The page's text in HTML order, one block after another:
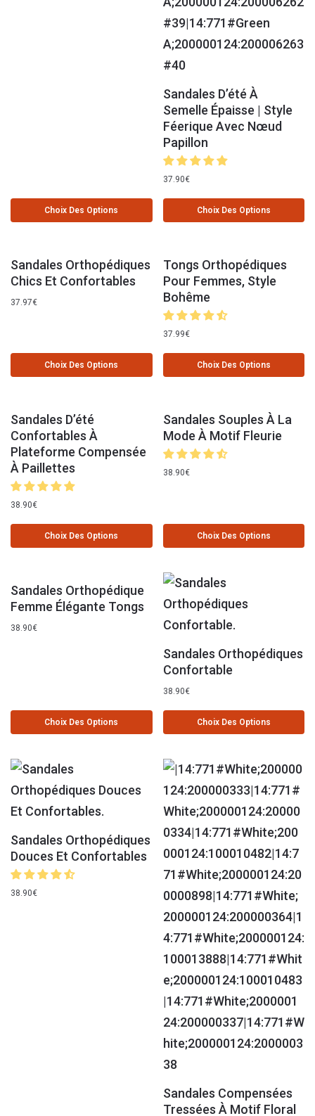
Choix Des Options
Sandales D’été À
Semelle Épaisse | Style
Féerique Avec Nœud
Papillon
37.90€
Choix Des Options
Sandales Orthopédiques
Chics Et Confortables
37.97€
Choix Des Options
Tongs Orthopédiques
Pour Femmes, Style
Bohême
37.99€
Choix Des Options
Sandales D’été
Confortables À
Plateforme Compensée
À Paillettes
38.90€
Choix Des Options
Sandales Souples À La
Mode À Motif Fleurie
38.90€
Choix Des Options
Sandales Orthopédique
Femme Élégante Tongs
38.90€
Choix Des Options
Sandales Orthopédiques
Confortable
38.90€
Choix Des Options
Sandales Orthopédiques
Douces Et Confortables
38.90€
Sandales Compensées
Tressées À Motif Floral